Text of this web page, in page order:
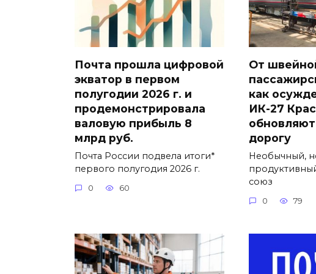
Почта прошла цифровой
экватор в первом
полугодии 2026 г. и
продемонстрировала
валовую прибыль 8
млрд руб.
Почта России подвела итоги*
первого полугодия 2026 г.
0 60
От
как
ИК-27
дорогу
Необычный,
союз
0 79